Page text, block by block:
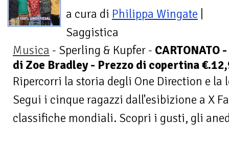
a cura di Philippa Wingate
Saggistica
Musica - Sperling & Kupfer -
di Zoe Bradley - Prezzo di copertina
Ripercorri la storia degli One Direction e la
Segui i cinque ragazzi dall'esibizione a X
classifiche mondiali. Scopri i gusti, gli